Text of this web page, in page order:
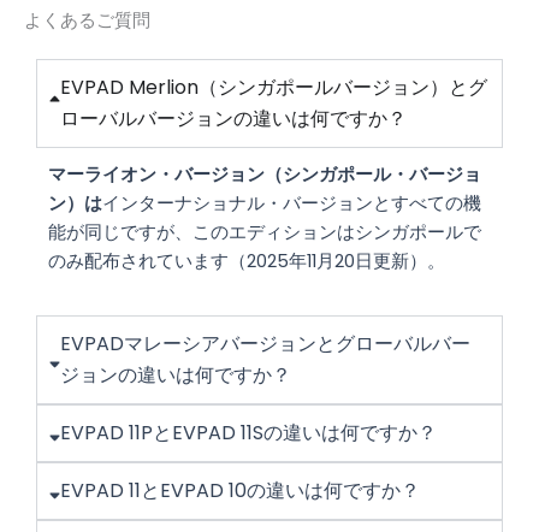
よくあるご質問
EVPAD Merlion（シンガポールバージョン）とグ
ローバルバージョンの違いは何ですか？
マーライオン・バージョン（シンガポール・バージョ
ン）はインターナショナル・バージョンとすべての機
能が同じですが、このエディションはシンガポールで
のみ配布されています（2025年11月20日更新）。
EVPADマレーシアバージョンとグローバルバー
ジョンの違いは何ですか？
EVPAD 11PとEVPAD 11Sの違いは何ですか？
EVPAD 11とEVPAD 10の違いは何ですか？